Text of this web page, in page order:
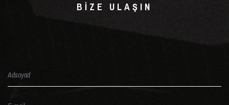
BIZE ULAŞIN